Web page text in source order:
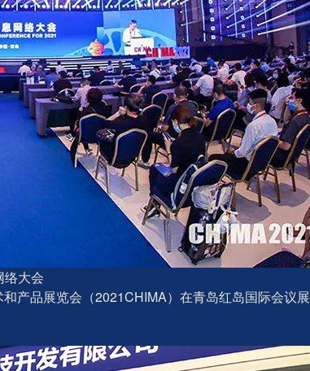
络大会
产品展览会（2021CHIMA）在青岛红岛国际会议